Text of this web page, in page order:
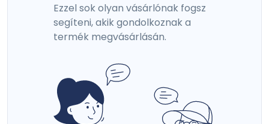
Ezzel sok olyan vásárlónak fogsz
segíteni, akik gondolkoznak a
termék megvásárlásán.